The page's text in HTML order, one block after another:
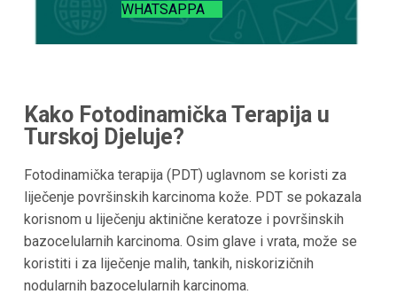
WHATSAPPA
Kako Fotodinamička Terapija u
Turskoj Djeluje?
Fotodinamička terapija (PDT) uglavnom se koristi za
liječenje površinskih karcinoma kože. PDT se pokazala
korisnom u liječenju aktinične keratoze i površinskih
bazocelularnih karcinoma. Osim glave i vrata, može se
koristiti i za liječenje malih, tankih, niskorizičnih
nodularnih bazocelularnih karcinoma.